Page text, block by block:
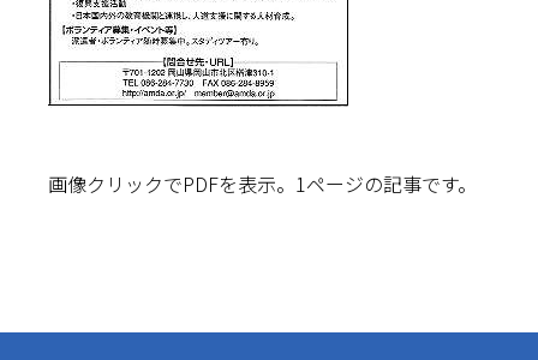
画像クリックでPDFを表示。1ページの記事です。